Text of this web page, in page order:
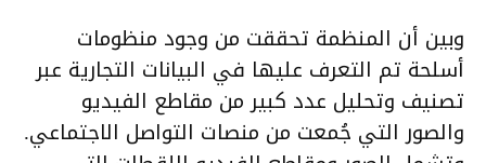
وبين أن المنظمة تحققت من وجود منظومات
أسلحة تم التعرف عليها في البيانات التجارية عبر
تصنيف وتحليل عدد كبير من مقاطع الفيديو
والصور التي جُمعت من منصات التواصل الاجتماعي.